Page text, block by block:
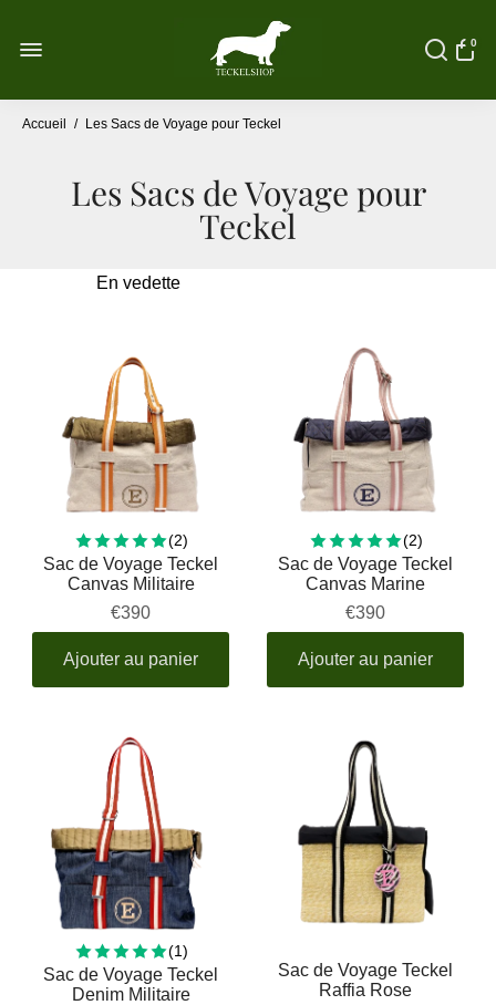
0
Accueil / Les Sacs de Voyage pour Teckel
Les Sacs de Voyage pour
Teckel
(2)2 total reviews
Sac de Voyage Teckel
Canvas Militaire
€390
Ajouter au panier
(2)2 total
Sac de Voyage Teckel
Canvas Marine
€390
Ajouter au panier
(1)1 total reviews
Sac de Voyage Teckel
Denim Militaire
Sac de Voyage Teckel
Raffia Rose